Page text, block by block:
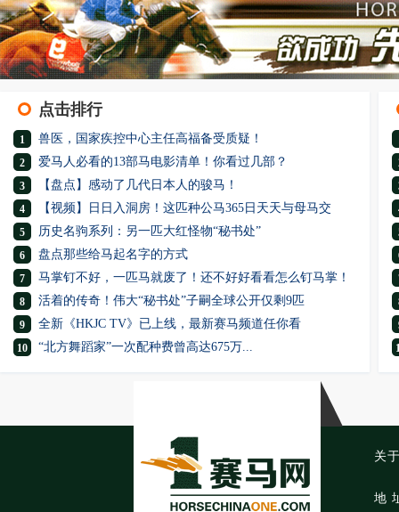
点击排行
1 兽医，国家疾控中心主任高福备受质疑！
2 爱马人必看的13部马电影清单！你看过几部？
3 【盘点】感动了几代日本人的骏马！
4 【视频】日日入洞房！这匹种公马365日天天与母马交
5 历史名驹系列：另一匹大红怪物“秘书处”
6 盘点那些给马起名字的方式
7 马掌钉不好，一匹马就废了！还不好好看看怎么钉马掌！
8 活着的传奇！伟大“秘书处”子嗣全球公开仅剩9匹
9 全新《HKJC TV》已上线，最新赛马频道任你看
10 “北方舞蹈家”一次配种费曾高达675万...
关
地